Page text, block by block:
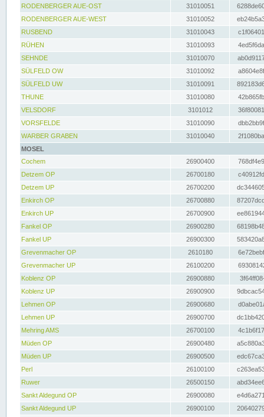
RODENBERGER AUE-OST
31010051
RODENBERGER AUE-WEST
31010052
RUSBEND
31010043
RÜHEN
31010093
SEHNDE
31010070
SÜLFELD OW
31010092
SÜLFELD UW
31010091
THUNE
31010080
VELSDORF
3101012
VORSFELDE
31010090
WARBER GRABEN
31010040
MOSEL
Cochem
26900400
Detzem OP
26700180
Detzem UP
26700200
Enkirch OP
26700880
Enkirch UP
26700900
Fankel OP
26900280
Fankel UP
26900300
Grevenmacher OP
2610180
Grevenmacher UP
26100200
Koblenz OP
26900880
Koblenz UP
26900900
Lehmen OP
26900680
Lehmen UP
26900700
Mehring AMS
26700100
Müden OP
26900480
Müden UP
26900500
Perl
26100100
Ruwer
26500150
Sankt Aldegund OP
26900080
Sankt Aldegund UP
26900100